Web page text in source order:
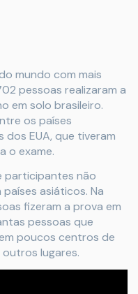
mundo com mais
pessoas realizaram a
em solo brasileiro.
os países
EUA, que tiveram
o exame.
participantes não
asiáticos. Na
fizeram a prova em
pessoas que
poucos centros de
lugares.